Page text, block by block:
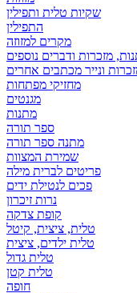
שקיות טלית ותפילין
התפילין
מקרים למזוזה
מזכרות ודברים נוספים
ונייר מכתבים אחרים
מחזיקי מפתחות
מגנטים
מתנות
ספר תורה
מתנה ספר תורה
שמירת המצוות
פריטים לברית מילה
פכים לנטילת ידים
נרות זיכרון
קופת צדקה
טלית, ציצית, קיטל
טלית ילדים, ציצית
טלית גדול
טלית קטן